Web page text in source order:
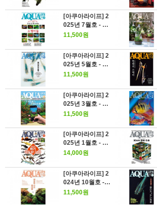
[아쿠아라이프] 2
025년 7월호 - 우
리가 좋아하는 소
11,500원
[아쿠아라이프] 2
025년 5월호 - 메
다카의 미학
11,500원
[아쿠아라이프] 2
025년 3월호 - 스
마트폰과 아쿠아
11,500원
[아쿠아라이프] 2
025년 1월호 - 메
기 대도감 500
14,000원
[아쿠아라이프] 2
024년 10월호 -
깨끗한 수조 정리
11,500원